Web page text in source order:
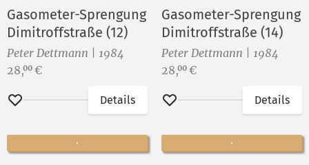
Gasometer-Sprengung
Dimitroffstraße (12)
Peter Dettmann | 1984
Preis:
28,00 €
Merken
Details
Gasometer-Sprengung
Dimitroffstraße (14)
Peter Dettmann | 1984
Preis:
28,00 €
Merken
Details